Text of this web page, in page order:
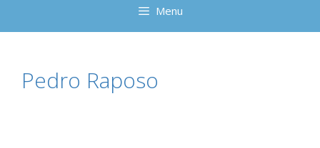
Menu
Pedro Raposo